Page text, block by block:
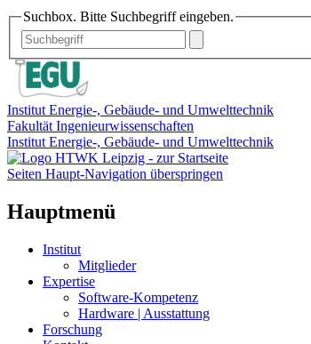
Suchbox. Bitte Suchbegriff eingeben.
Institut Energie-, Gebäude- und Umwelttechnik
Fakultät Ingenieurwissenschaften
Institut Energie-, Gebäude- und Umwelttechnik
Seiten Haupt-Navigation überspringen
Hauptmenü
Institut
Mitglieder
Expertise
Software-Kompetenz
Hardware | Ausstattung
Forschung